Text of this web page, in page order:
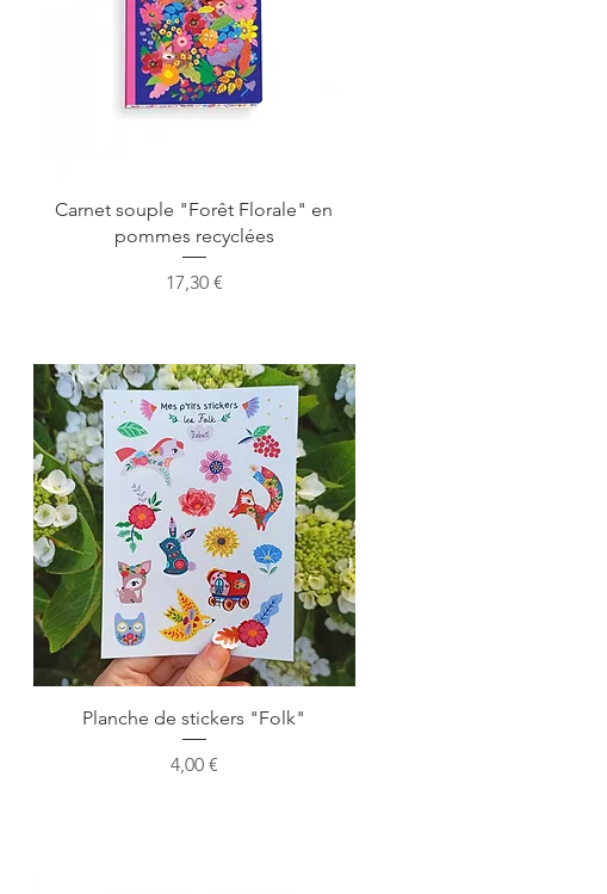
Aperçu rapide
Carnet souple "Forêt Florale" en
pommes recyclées
Prix
17,30 €
Aperçu rapide
Planche de stickers "Folk"
Prix
4,00 €